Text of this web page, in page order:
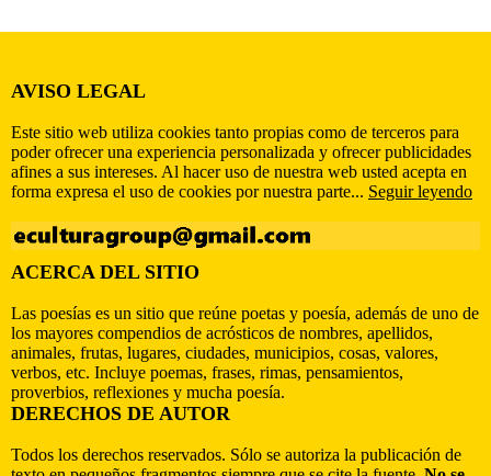
AVISO LEGAL
Este sitio web utiliza cookies tanto propias como de terceros para
poder ofrecer una experiencia personalizada y ofrecer publicidades
afines a sus intereses. Al hacer uso de nuestra web usted acepta en
forma expresa el uso de cookies por nuestra parte... Seguir leyendo
ACERCA DEL SITIO
Las poesías es un sitio que reúne poetas y poesía, además de uno de
los mayores compendios de acrósticos de nombres, apellidos,
animales, frutas, lugares, ciudades, municipios, cosas, valores,
verbos, etc. Incluye poemas, frases, rimas, pensamientos,
proverbios, reflexiones y mucha poesía.
DERECHOS DE AUTOR
Todos los derechos reservados. Sólo se autoriza la publicación de